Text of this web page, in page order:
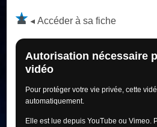
Accéder à sa fiche
Autorisation nécessaire
vidéo
Pour protéger votre vie privée, cette
automatiquement.
Elle est lue depuis YouTube ou Vimeo.